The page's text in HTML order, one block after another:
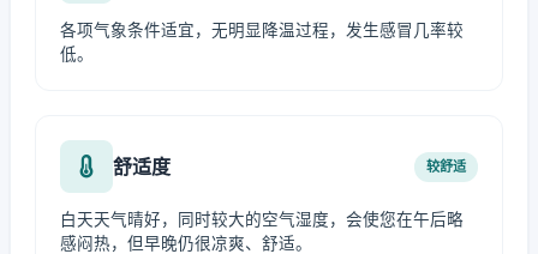
各项气象条件适宜，无明显降温过程，发生感冒几率较
低。
舒适度 较舒适
白天天气晴好，同时较大的空气湿度，会使您在午后略
感闷热，但早晚仍很凉爽、舒适。